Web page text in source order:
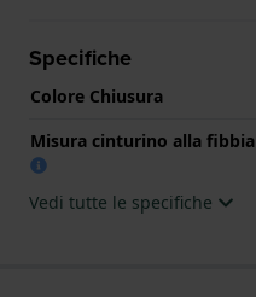
Specifiche
Colore Chiusura
Misura cinturino alla fibbia
Vedi tutte le specifiche